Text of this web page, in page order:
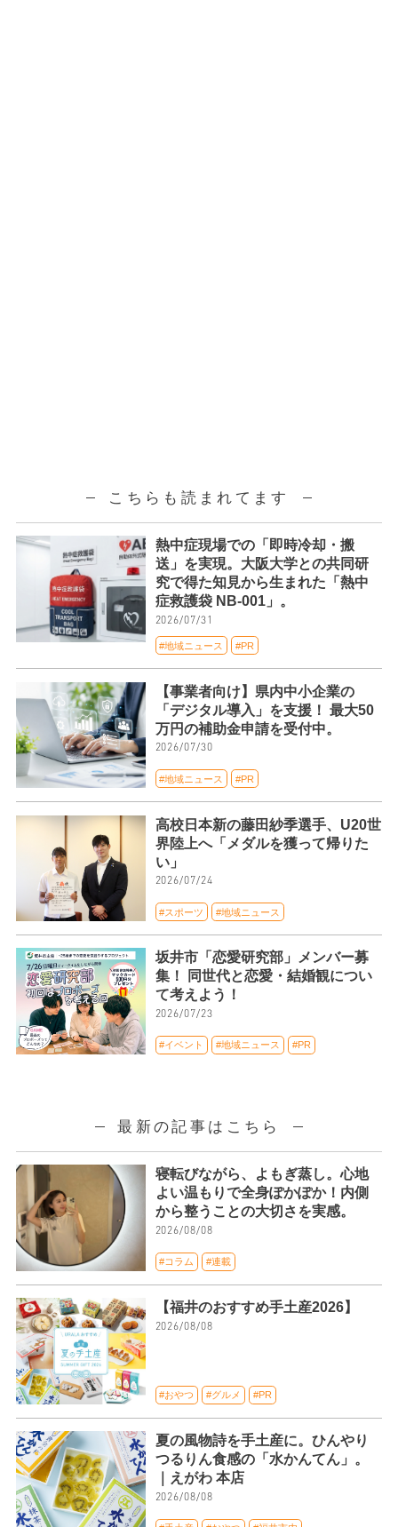
こちらも読まれてます
熱中症現場での「即時冷却・搬
送」を実現。大阪大学との共同研
究で得た知見から生まれた「熱中
症救護袋 NB-001」。
2026/07/31
#地域ニュース #PR
【事業者向け】県内中小企業の
「デジタル導入」を支援！ 最大50
万円の補助金申請を受付中。
2026/07/30
#地域ニュース #PR
高校日本新の藤田紗季選手、U20世
界陸上へ「メダルを獲って帰りた
い」
2026/07/24
#スポーツ #地域ニュース
坂井市「恋愛研究部」メンバー募
集！ 同世代と恋愛・結婚観につい
て考えよう！
2026/07/23
#イベント #地域ニュース #PR
最新の記事はこちら
寝転びながら、よもぎ蒸し。心地
よい温もりで全身ぽかぽか！内側
から整うことの大切さを実感。
2026/08/08
#コラム #連載
【福井のおすすめ手土産2026】
2026/08/08
#おやつ #グルメ #PR
夏の風物詩を手土産に。ひんやり
つるりん食感の「水かんてん」。
｜えがわ 本店
2026/08/08